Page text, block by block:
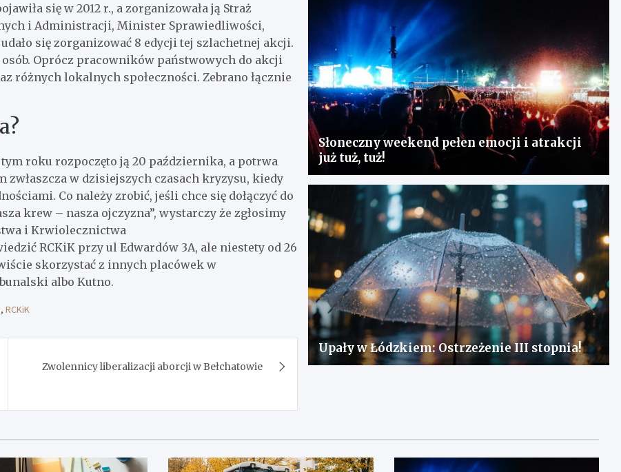
się w 2012 r., a zorganizowała ją Straż
i Administracji, Minister Sprawiedliwości,
się zorganizować 8 edycji tej szlachetnej akcji.
osób. Oprócz pracowników państwowych do akcji
różnych lokalnych społeczności. Zebrano łącznie
roku rozpoczęto ją 20 października, a potrwa
zwłaszcza w dzisiejszych czasach kryzysu, kiedy
Co należy zrobić, jeśli chce się dołączyć do
krew – nasza ojczyzna”, wystarczy że zgłosimy
i Krwiolecznictwa
RCKiK przy ul Edwardów 3A, ale niestety od 26
skorzystać z innych placówek w
albo Kutno.
, RCKiK
Zwolennicy liberalizacji aborcji w Bełchatowie
Słoneczny weekend pełen emocji i atrakcji
już tuż, tuż!
Upały w Łódzkiem: Ostrzeżenie III stopnia!